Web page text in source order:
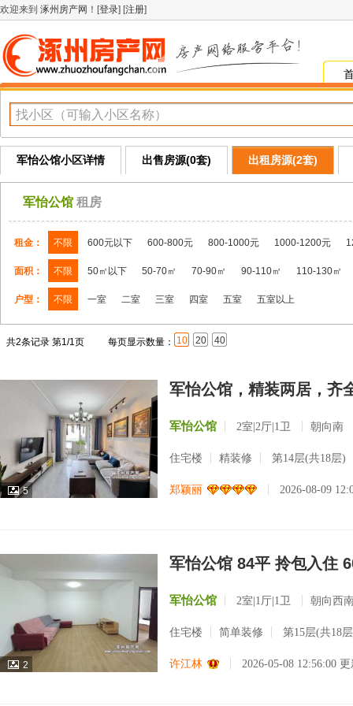
欢迎来到 涿州房产网 ！[登录] [注册]
军怡公馆小区详情 出售房源(0套) 出租房源(2套)
军怡公馆 租房
租金： 不限 600元以下 600-800元 800-1000元 1000-1200元
面积： 不限 50㎡以下 50-70㎡ 70-90㎡ 90-110㎡ 110-130㎡
户型： 不限 一室 二室 三室 四室 五室 五室以上
共2条记录 第1/1页 每页显示数量： 10 20 40
5
军怡公馆，精装两居，齐
军怡公馆 2室|2厅|1卫 朝向南
住宅楼 精装修 第14层(共18层)
郑颖丽 2026-08-09
2
军怡公馆 84平 拎包入住
军怡公馆 2室|1厅|1卫 朝向西
住宅楼 简单装修 第15层(共18
许江林 2026-05-08 12:56:00